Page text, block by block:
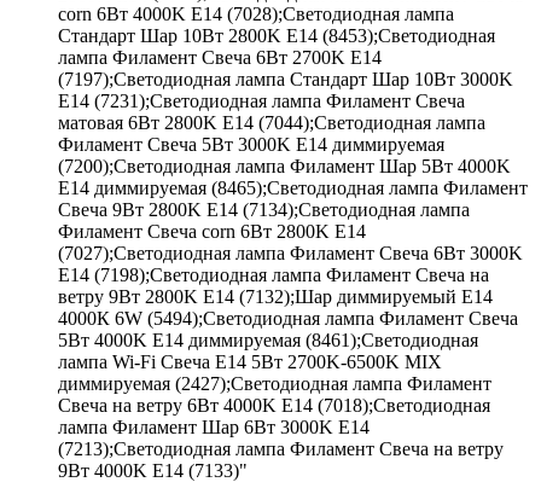
corn 6Вт 4000K E14 (7028);Светодиодная лампа
Стандарт Шар 10Вт 2800K E14 (8453);Светодиодная
лампа Филамент Свеча 6Вт 2700K E14
(7197);Светодиодная лампа Стандарт Шар 10Вт 3000K
E14 (7231);Светодиодная лампа Филамент Свеча
матовая 6Вт 2800K E14 (7044);Светодиодная лампа
Филамент Свеча 5Вт 3000K E14 диммируемая
(7200);Светодиодная лампа Филамент Шар 5Вт 4000K
E14 диммируемая (8465);Светодиодная лампа Филамент
Свеча 9Вт 2800K E14 (7134);Светодиодная лампа
Филамент Свеча corn 6Вт 2800K E14
(7027);Светодиодная лампа Филамент Свеча 6Вт 3000K
E14 (7198);Светодиодная лампа Филамент Свеча на
ветру 9Вт 2800K E14 (7132);Шар диммируемый Е14
4000К 6W (5494);Светодиодная лампа Филамент Свеча
5Вт 4000K E14 диммируемая (8461);Светодиодная
лампа Wi-Fi Свеча E14 5Вт 2700K-6500K MIX
диммируемая (2427);Светодиодная лампа Филамент
Свеча на ветру 6Вт 4000K E14 (7018);Светодиодная
лампа Филамент Шар 6Вт 3000K E14
(7213);Светодиодная лампа Филамент Свеча на ветру
9Вт 4000K E14 (7133)"